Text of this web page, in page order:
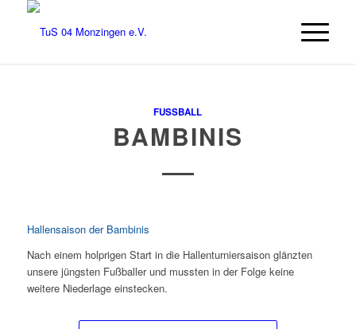
FUSSBALL
BAMBINIS
Hallensaison der Bambinis
Nach einem holprigen Start in die Hallenturniersaison glänzten
unsere jüngsten Fußballer und mussten in der Folge keine
weitere Niederlage einstecken.